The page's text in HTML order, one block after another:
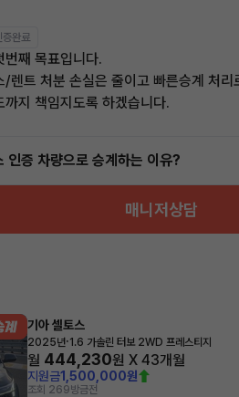
증완료
번째 목표입니다.
/렌트 처분 손실은 줄이고 빠른승계 처
까지 책임지도록 하겠습니다.
인증 차량으로 승계하는 이유?
매니저상담
기아 셀토스
2025년·1.6 가솔린 터보 2WD 프레스티지
월 444,230원 X 43개월
지원금1,500,000원
조회 269방금전